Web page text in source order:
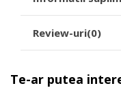
Review-uri(0)
Te-ar putea